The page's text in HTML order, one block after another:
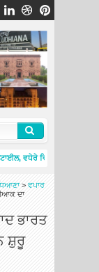
ਵਧੇਰੇ ਵਿਲੱਖਣਤਾ: ਸਕੋਡਾ
> ਵਪਾਰ
ਦਾ
ਭਾਰਤ
ਸ਼ੁਰੂ